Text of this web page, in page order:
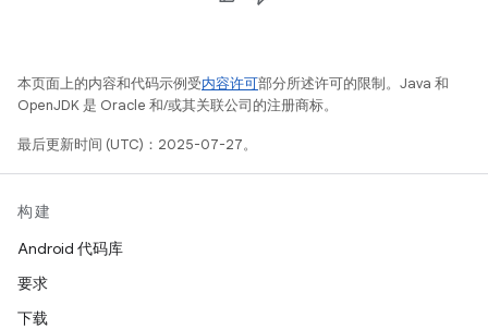
本页面上的内容和代码示例受内容许可部分所述许可的限制。Java 和
OpenJDK 是 Oracle 和/或其关联公司的注册商标。
最后更新时间 (UTC)：2025-07-27。
构建
Android 代码库
要求
下载